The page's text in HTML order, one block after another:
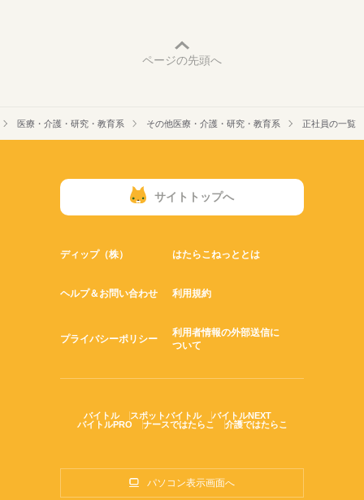
ページの先頭へ
医療・介護・研究・教育系 その他医療・介護・研究・教育系 正社員の一覧
サイトトップへ
ディップ（株） はたらこねっととは
ヘルプ＆お問い合わせ 利用規約
プライバシーポリシー
利用者情報の外部送信に
ついて
バイトル スポットバイトル
バイトルNEXT
バイトルPRO
ナースではたらこ 介護ではたらこ
パソコン表示画面へ